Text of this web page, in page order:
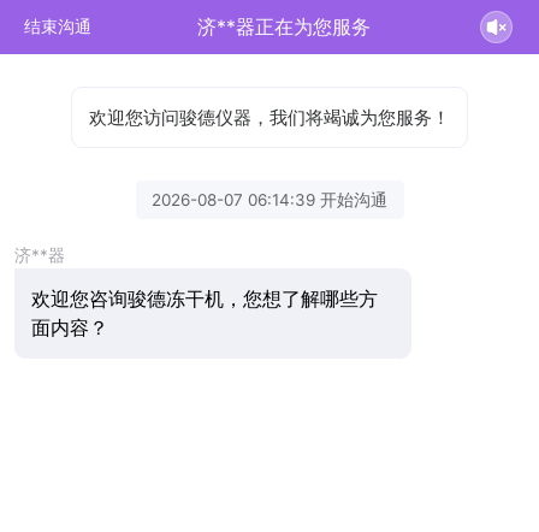
结束沟通 济**器正在为您服务
欢迎您访问骏德仪器，我们将竭诚为您服务！
2026-08-07 06:14:39 开始沟通
济**器
欢迎您咨询骏德冻干机，您想了解哪些方
面内容？